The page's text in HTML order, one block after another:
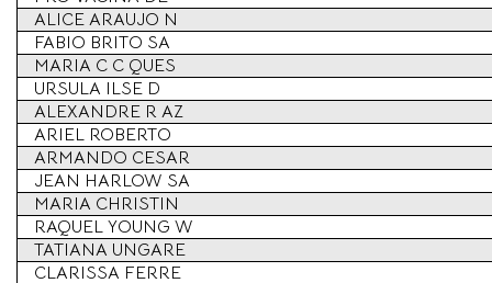
ALICE ARAUJO N
FABIO BRITO SA
MARIA C C QUES
URSULA ILSE D
ALEXANDRE R AZ
ARIEL ROBERTO
ARMANDO CESAR
JEAN HARLOW SA
MARIA CHRISTIN
RAQUEL YOUNG W
TATIANA UNGARE
CLARISSA FERRE